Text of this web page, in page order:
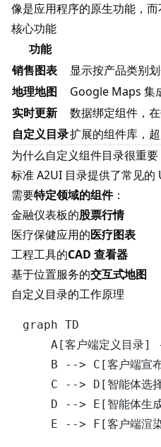
像是应用程序的原生功能，而
核心功能
功能
销售图表
显示按产品类别
地理地图
Google Maps 集
实时更新
数据绑定组件，
自定义目录扩展的组件库，
为什么自定义组件目录很重要
标准A2UI 目录提供了常见
需要特定领域的组件：
金融仪表板的股票行情
医疗保健应用的医疗图表
工程工具的CAD 查看器
基于位置服务的交互式地图
自定义目录的工作原理
graph TD
A[客户端定义目录]
B --> C[客户端宣
C --> D[智能体选
D --> E[智能体生